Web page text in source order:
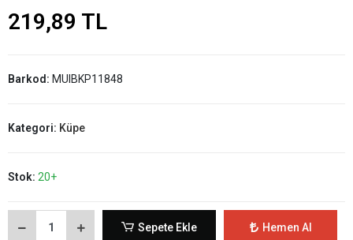
219,89 TL
Barkod: MUIBKP11848
Kategori: Küpe
Stok: 20+
Sepete Ekle Hemen Al